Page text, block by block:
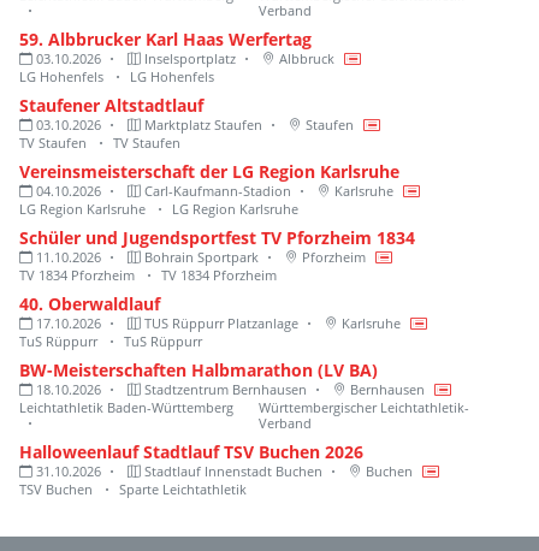
Verband
59. Albbrucker Karl Haas Werfertag
03.10.2026 Inselsportplatz
Albbruck
LG Hohenfels
LG Hohenfels
Staufener Altstadtlauf
03.10.2026 Marktplatz Staufen
Staufen
TV Staufen
TV Staufen
Vereinsmeisterschaft der LG Region Karlsruhe
04.10.2026 Carl-Kaufmann-Stadion
Karlsruhe
LG Region Karlsruhe
LG Region Karlsruhe
Schüler und Jugendsportfest TV Pforzheim 1834
11.10.2026 Bohrain Sportpark
Pforzheim
TV 1834 Pforzheim
TV 1834 Pforzheim
40. Oberwaldlauf
17.10.2026 TUS Rüppurr Platzanlage
Karlsruhe
TuS Rüppurr
TuS Rüppurr
BW-Meisterschaften Halbmarathon (LV BA)
18.10.2026 Stadtzentrum Bernhausen
Bernhausen
Leichtathletik Baden-Württemberg
Württembergischer Leichtathletik-
Verband
Halloweenlauf Stadtlauf TSV Buchen 2026
31.10.2026 Stadtlauf Innenstadt Buchen
Buchen
TSV Buchen
Sparte Leichtathletik